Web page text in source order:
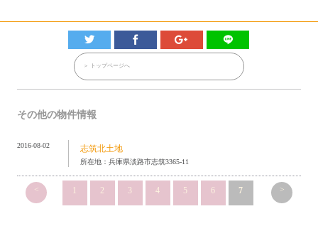
＞ トップページへ
その他の物件情報
2016-08-02 志筑北土地
所在地：兵庫県淡路市志筑3365-11
< 1 2 3 4 5 6 7 >